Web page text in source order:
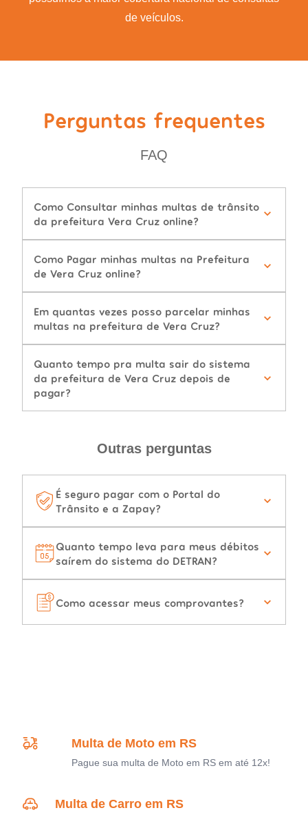
de veículos.
Perguntas frequentes
FAQ
Como Consultar minhas multas de trânsito
da prefeitura Vera Cruz online?
Como Pagar minhas multas na Prefeitura
de Vera Cruz online?
Em quantas vezes posso parcelar minhas
multas na prefeitura de Vera Cruz?
Quanto tempo pra multa sair do sistema
da prefeitura de Vera Cruz depois de
pagar?
Outras perguntas
É seguro pagar com o Portal do
Trânsito e a Zapay?
Quanto tempo leva para meus débitos
saírem do sistema do DETRAN?
Como acessar meus comprovantes?
Multa de Moto em RS
Pague sua multa de Moto em RS em até 12x!
Multa de Carro em RS